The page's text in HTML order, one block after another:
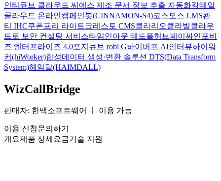
인티큐브 클라우드 씨에스 제조 문서 정보 추출 자동화칵테일
클라우드 온라인캠페인봇(CINNAMON-S4)코스모스 LMS콴
티 IHC쿠폰프리 라이트 크레스토 CMS클라리오클라빌클라우
드로 보안 컨설팅 서비스타임인아웃 테드폴허브페이싸인 포비
즈 엔터프라이즈 4.0포지큐브 robi G하이버프 AI인터뷰하이워
커(hiWorker)합성데이터 생성·변환 솔루션 DTS(Data Transform
System)헤임달(HAIMDALL)
WizCallBridge
판매자: 한맥소프트웨어 이용 가능
이용 신청문의하기
개요제품 상세 요금기술 지원